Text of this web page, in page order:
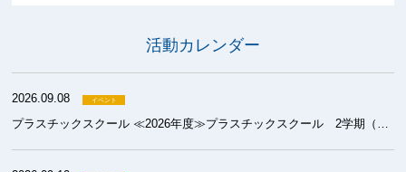
活動カレンダー
2026.09.08
プラスチックスクール ≪2026年度≫プラスチックスクール 2学期（成形）